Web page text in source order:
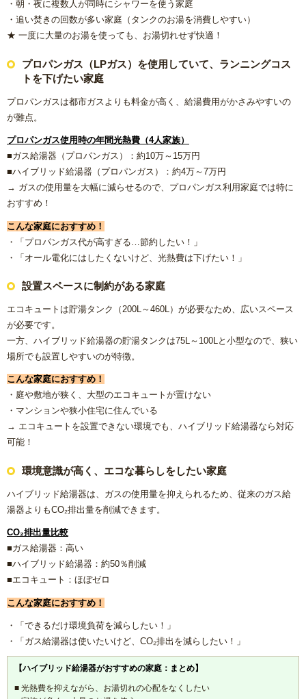
・朝・夜に複数人が同時にシャワーを使う家庭
・追い焚きの回数が多い家庭（タンクのお湯を消費しやすい）
★ 一度に大量のお湯を使っても、お湯切れせず快適！
プロパンガス（LPガス）を使用していて、ランニングコス
トを下げたい家庭
プロパンガスは都市ガスよりも料金が高く、給湯費用がかさみやすいの
が難点。
プロパンガス使用時の年間光熱費（4人家族）
■ガス給湯器（プロパンガス）：約10万～15万円
■ハイブリッド給湯器（プロパンガス）：約4万～7万円
→ ガスの使用量を大幅に減らせるので、プロパンガス利用家庭では特に
おすすめ！
こんな家庭におすすめ！
・「プロパンガス代が高すぎる…節約したい！」
・「オール電化にはしたくないけど、光熱費は下げたい！」
設置スペースに制約がある家庭
エコキュートは貯湯タンク（200L～460L）が必要なため、広いスペース
が必要です。
一方、ハイブリッド給湯器の貯湯タンクは75L～100Lと小型なので、狭い
場所でも設置しやすいのが特徴。
こんな家庭におすすめ！
・庭や敷地が狭く、大型のエコキュートが置けない
・マンションや狭小住宅に住んでいる
→ エコキュートを設置できない環境でも、ハイブリッド給湯器なら対応
可能！
環境意識が高く、エコな暮らしをしたい家庭
ハイブリッド給湯器は、ガスの使用量を抑えられるため、従来のガス給
湯器よりもCO₂排出量を削減できます。
CO₂排出量比較
■ガス給湯器：高い
■ハイブリッド給湯器：約50％削減
■エコキュート：ほぼゼロ
こんな家庭におすすめ！
・「できるだけ環境負荷を減らしたい！」
・「ガス給湯器は使いたいけど、CO₂排出を減らしたい！」
【ハイブリッド給湯器がおすすめの家庭：まとめ】
■ 光熱費を抑えながら、お湯切れの心配をなくしたい